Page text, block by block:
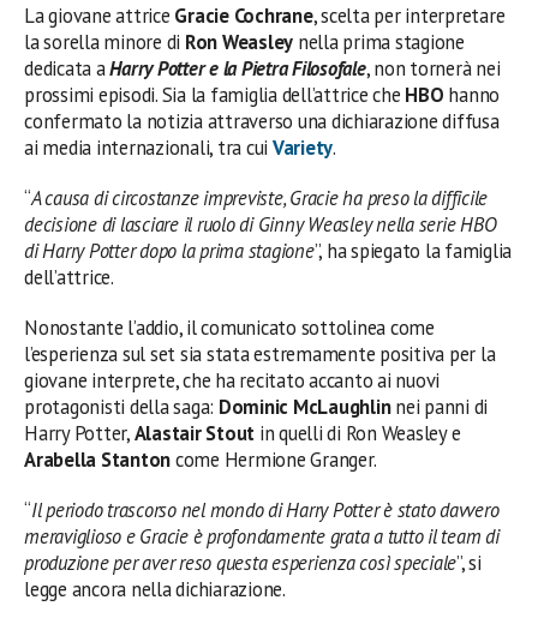
La giovane attrice Gracie Cochrane, scelta per interpretare
la sorella minore di Ron Weasley nella prima stagione
dedicata aHarry Potter e la Pietra Filosofale, non tornerà nei
prossimi episodi. Sia la famiglia dell’attrice che HBO hanno
confermato la notizia attraverso una dichiarazione diffusa
ai media internazionali, tra cui Variety.
“A causa di circostanze impreviste, Gracie ha preso la difficile
decisione di lasciare il ruolo di Ginny Weasley nella serie HBO
di Harry Potter dopo la prima stagione”, ha spiegato la famiglia
dell’attrice.
Nonostante l’addio, il comunicato sottolinea come
l’esperienza sul set sia stata estremamente positiva per la
giovane interprete, che ha recitato accanto ai nuovi
protagonisti della saga: Dominic McLaughlinnei panni di
Harry Potter,Alastair Stout in quelli di Ron Weasley e
Arabella Stantoncome Hermione Granger.
“Il periodo trascorso nel mondo di Harry Potter è stato davvero
meraviglioso e Gracie è profondamente grata a tutto il team di
produzione per aver reso questa esperienza così speciale”, si
legge ancora nella dichiarazione.